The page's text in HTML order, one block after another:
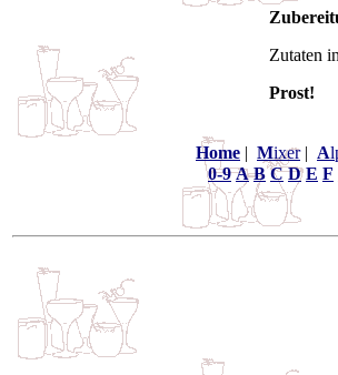
Zutaten
Prost!
Home | Mixer| A
0-9 A B C D E F